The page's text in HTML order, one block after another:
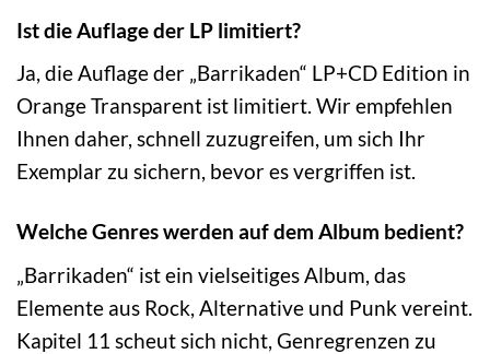
Ist die Auflage der LP limitiert?
Ja, die Auflage der „Barrikaden“ LP+CD Edition in
Orange Transparent ist limitiert. Wir empfehlen
Ihnen daher, schnell zuzugreifen, um sich Ihr
Exemplar zu sichern, bevor es vergriffen ist.
Welche Genres werden auf dem Album bedient?
„Barrikaden“ ist ein vielseitiges Album, das
Elemente aus Rock, Alternative und Punk vereint.
Kapitel 11 scheut sich nicht, Genregrenzen zu